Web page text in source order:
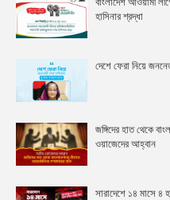
হাসিনার শ্রদ্ধা
দেশে ফেরা নিয়ে
জঙ্গিদের হাত থেকে
ওয়াজেদের আহ্বান
সারাদেশে ১৪ মাসে